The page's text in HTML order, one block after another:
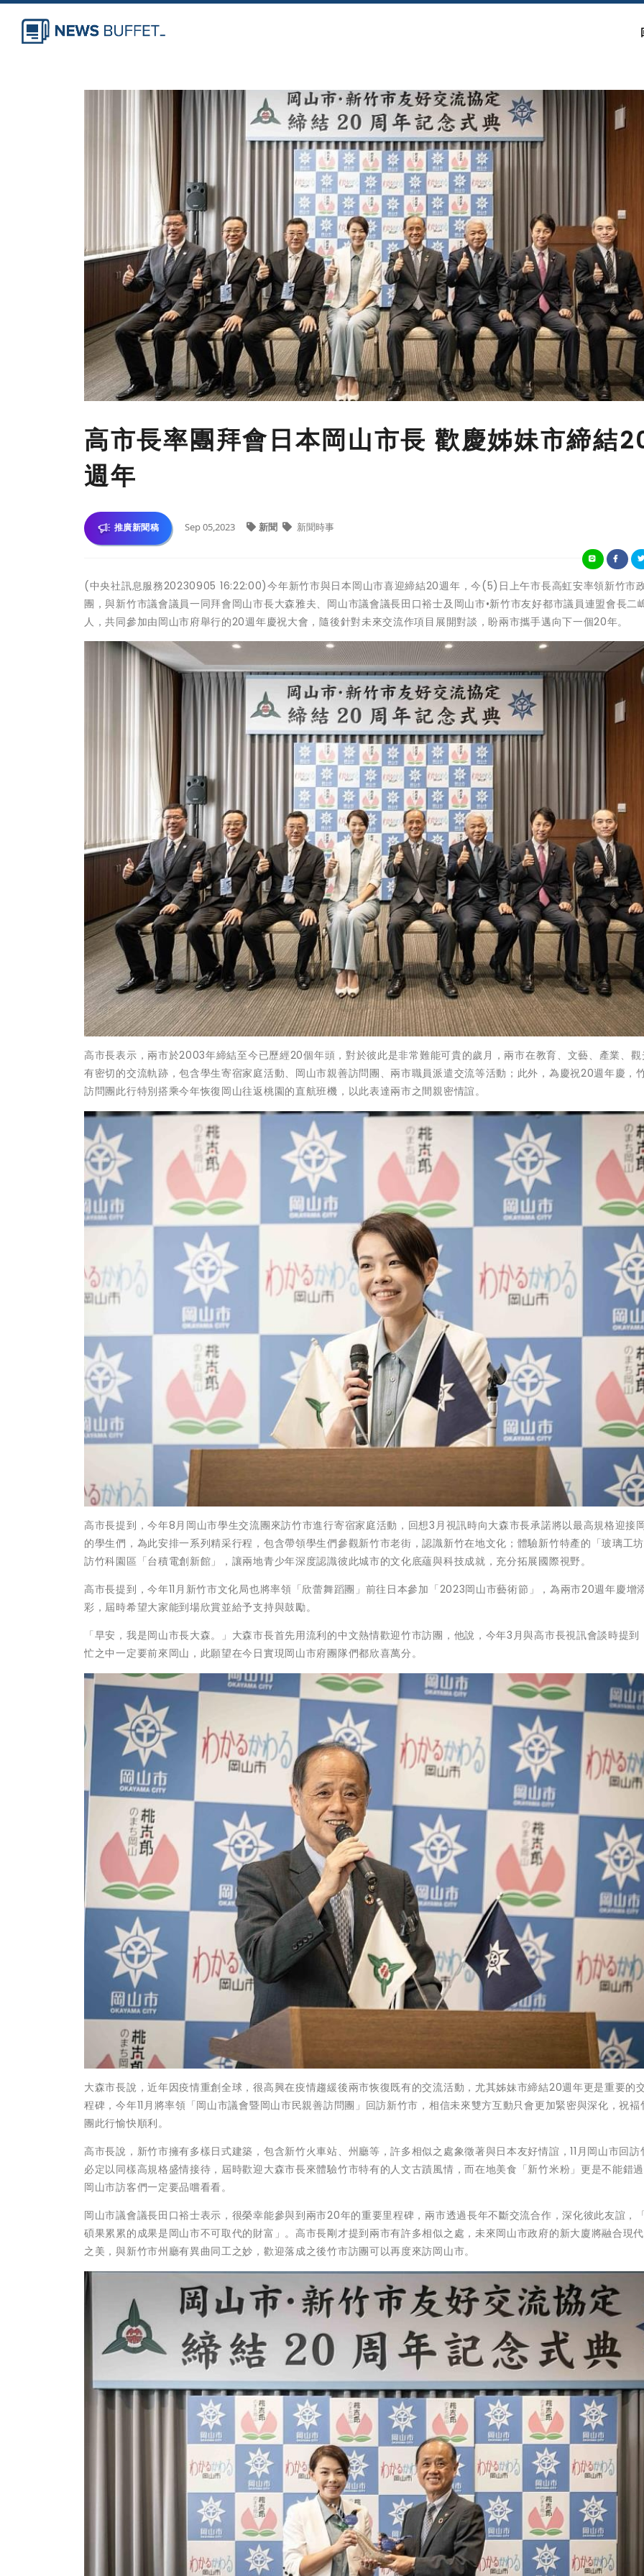
高市長率團拜會日本岡山市長 歡慶姊妹市締結
週年
推廣新聞稿 Sep 05,2023 新聞 新聞時事
(中央社訊息服務20230905 16:22:00)今年新竹市與日本岡山市喜迎締結20週年，今(5)日上午市長高虹安率領新竹市
團，與新竹市議會議員一同拜會岡山市長大森雅夫、岡山市議會議長田口裕士及岡山市•新竹市友好都市議員連盟會長二
人，共同參加由岡山市府舉行的20週年慶祝大會，隨後針對未來交流作項目展開對談，盼兩市攜手邁向下一個20年。
高市長表示，兩市於2003年締結至今已歷經20個年頭，對於彼此是非常難能可貴的歲月，兩市在教育、文藝、產業、
有密切的交流軌跡，包含學生寄宿家庭活動、岡山市親善訪問團、兩市職員派遣交流等活動；此外，為慶祝20週年慶，
訪問團此行特別搭乘今年恢復岡山往返桃園的直航班機，以此表達兩市之間親密情誼。
高市長提到，今年8月岡山市學生交流團來訪竹市進行寄宿家庭活動，回想3月視訊時向大森市長承諾將以最高規格迎接
的學生們，為此安排一系列精采行程，包含帶領學生們參觀新竹市老街，認識新竹在地文化；體驗新竹特產的「玻璃工
訪竹科園區「台積電創新館」，讓兩地青少年深度認識彼此城市的文化底蘊與科技成就，充分拓展國際視野。
高市長提到，今年11月新竹市文化局也將率領「欣蕾舞蹈團」前往日本參加「2023岡山市藝術節」，為兩市20週年慶增
彩，屆時希望大家能到場欣賞並給予支持與鼓勵。
「早安，我是岡山市長大森。」大森市長首先用流利的中文熱情歡迎竹市訪團，他說，今年3月與高市長視訊會談時提到
忙之中一定要前來岡山，此願望在今日實現岡山市府團隊們都欣喜萬分。
大森市長說，近年因疫情重創全球，很高興在疫情趨緩後兩市恢復既有的交流活動，尤其姊妹市締結20週年更是重要的
程碑，今年11月將率領「岡山市議會暨岡山市民親善訪問團」回訪新竹市，相信未來雙方互動只會更加緊密與深化，祝褔
團此行愉快順利。
高市長說，新竹市擁有多樣日式建築，包含新竹火車站、州廳等，許多相似之處象徵著與日本友好情誼，11月岡山市回訪
必定以同樣高規格盛情接待，屆時歡迎大森市長來體驗竹市特有的人文古蹟風情，而在地美食「新竹米粉」更是不能錯
岡山市訪客們一定要品嚐看看。
岡山市議會議長田口裕士表示，很榮幸能參與到兩市20年的重要里程碑，兩市透過長年不斷交流合作，深化彼此友誼，
碩果累累的成果是岡山市不可取代的財富」。高市長剛才提到兩市有許多相似之處，未來岡山市政府的新大廈將融合現
之美，與新竹市州廳有異曲同工之妙，歡迎落成之後竹市訪團可以再度來訪岡山市。